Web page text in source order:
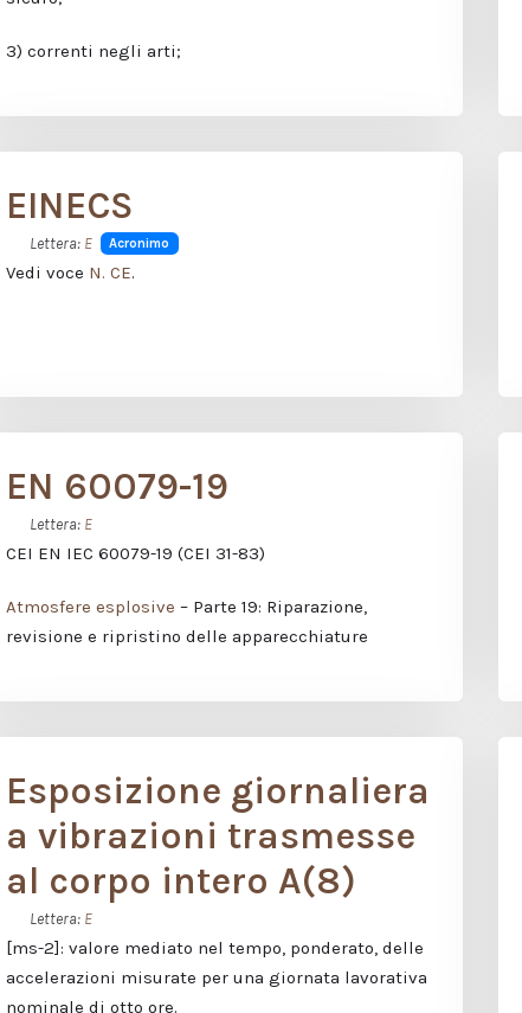
3) correnti negli arti;
EINECS
Lettera: E Acronimo
Vedi voce N. CE.
EN 60079-19
Lettera: E
CEI EN IEC 60079-19 (CEI 31-83)
Atmosfere esplosive – Parte 19: Riparazione,
revisione e ripristino delle apparecchiature
Esposizione giornaliera
a vibrazioni trasmesse
al corpo intero A(8)
Lettera: E
[ms-2]: valore mediato nel tempo, ponderato, delle
accelerazioni misurate per una giornata lavorativa
nominale di otto ore.